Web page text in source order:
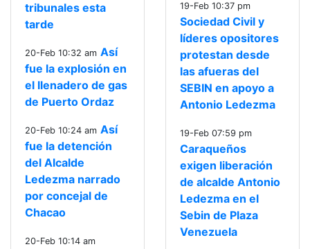
tribunales esta
tarde
20-Feb 10:32 am Así
fue la explosión en
el llenadero de gas
de Puerto Ordaz
20-Feb 10:24 am Así
fue la detención
del Alcalde
Ledezma narrado
por concejal de
Chacao
20-Feb 10:14 am
19-Feb 10:37 pm
Sociedad Civil y
líderes opositores
protestan desde
las afueras del
SEBIN en apoyo a
Antonio Ledezma
19-Feb 07:59 pm
Caraqueños
exigen liberación
de alcalde Antonio
Ledezma en el
Sebin de Plaza
Venezuela